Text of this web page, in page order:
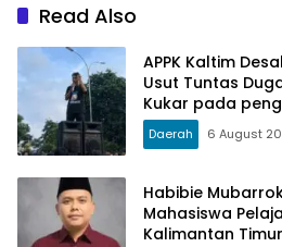
Read Also
APPK Kaltim
Usut Tuntas
Kukar pada
PSU Kukar Tahun
Daerah 6 August
Habibie
Mahasiswa
Kalimantan